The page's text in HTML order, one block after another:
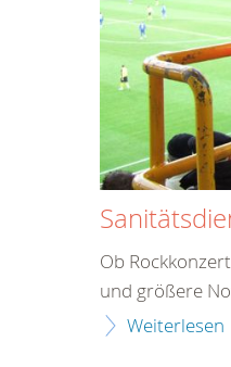
Ob
und größere
Weiterlesen